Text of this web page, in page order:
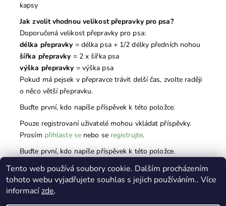
kapsy
Jak zvolit vhodnou velikost přepravky pro psa?
Doporučená velikost přepravky pro psa:
délka přepravky = délka psa + 1/2 délky předních nohou
šířka přepravky = 2 x šířka psa
výška přepravky = výška psa
Pokud má pejsek v přepravce trávit delší čas, zvolte raději
o něco větší přepravku.
Buďte první, kdo napíše příspěvek k této položce.
Pouze registrovaní uživatelé mohou vkládat příspěvky.
Prosím přihlaste senebo se registrujte.
Buďte první, kdo napíše příspěvek k této položce.
Pouze registrovaní uživatelé mohou vkládat hodnocení.
Prosímpřihlaste senebo seregistrujte.
Tento web používá soubory cookie. Dalším procházením
tohoto webu vyjadřujete souhlas s jejich používáním.. Více
informacízde.